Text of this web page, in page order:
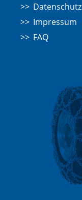
Datenschutz
Impressum
FAQ